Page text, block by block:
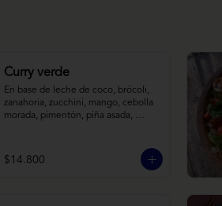
Curry verde
En base de leche de coco, brócoli,
zanahoria, zucchini, mango, cebolla
morada, pimentón, piña asada,
$14.800